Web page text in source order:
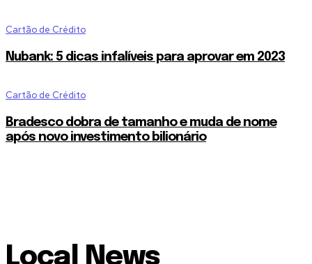
Cartão de Crédito
Nubank: 5 dicas infalíveis para aprovar em 2023
Cartão de Crédito
Bradesco dobra de tamanho e muda de nome
após novo investimento bilionário
Local News